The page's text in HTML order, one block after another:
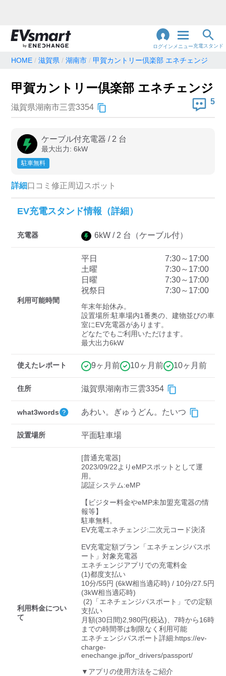
ログイン メニュー充電スタンド
じ
地名・観光スポット・住所で検索
充電器の種類
急速充電器のみ表示
高速道路上のみ表示
認証システム
三菱ディーラーを表示
日産ディーラーを表示
トヨタディーラーを表
車種
検索する
HOME 滋賀県 湖南市 甲賀カントリー倶楽部 エネチェンジ
甲賀カントリー倶楽部 エネチェンジ
滋賀県湖南市三雲3354
5
ケーブル付充電器 / 2 台
最大出力: 6kW
駐車無料
詳細口コミ 修正周辺スポット
EV充電スタンド情報（詳細）
充電器 6kW / 2 台 （ケーブル付）
利用可能時間
平日
7:30～17:00
土曜
7:30～17:00
日曜
7:30～17:00
祝祭日
7:30～17:00
年末年始休み。
設置場所:駐車場内1番奥の、建物並びの車
室にEV充電器があります。
どなたでもご利用いただけます。
最大出力6kW
使えたレポート 9ヶ月前 10ヶ月前 10ヶ月前
住所 滋賀県湖南市三雲3354
what3words あわい。ぎゅうどん。たいつ
設置場所 平面駐車場
利用料金につい
て
[普通充電器]
2023/09/22よりeMPスポットとして運
用。
認証システム:eMP
【ビジター料金やeMP未加盟充電器の情
報等】
駐車無料。
EV充電エネチェンジ:二次元コード決済
EV充電定額プラン「エネチェンジパスポ
ート」対象充電器
エネチェンジアプリでの充電料金
(1)都度支払い
10分/55円 (6kW相当適応時) / 10分/27.5円
(3kW相当適応時)
支払い
月額(30日間)2,980円(税込)、7時から16時
までの時間帯は制限なく利用可能
エネチェンジパスポート詳細:https://ev-
charge-
enechange.jp/for_drivers/passport/
▼アプリの使用方法をご紹介